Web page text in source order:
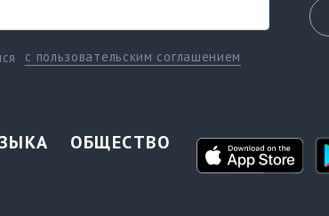
с пользовательским соглашением
ОБЩЕСТВО